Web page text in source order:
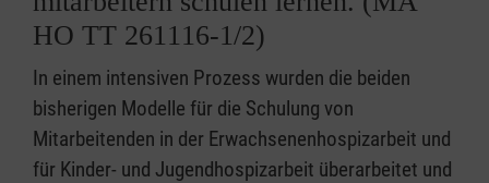
HO TT 261116-1/2)
In einem intensiven Prozess wurden die beiden
bisherigen Modelle für die Schulung von
Mitarbeitenden in der Erwachsenenhospizarbeit und
für Kinder- und Jugendhospizarbeit überarbeitet und